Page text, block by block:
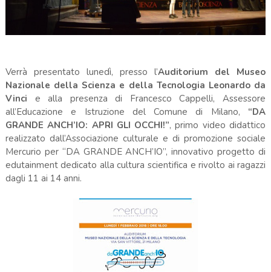
Verrà presentato lunedì, presso l’Auditorium del Museo
Nazionale della Scienza e della Tecnologia Leonardo da
Vinci e alla presenza di Francesco Cappelli, Assessore
all’Educazione e Istruzione del Comune di Milano, “DA
GRANDE ANCH’IO: APRI GLI OCCHI!”, primo video didattico
realizzato dall’Associazione culturale e di promozione sociale
Mercurio per “DA GRANDE ANCH’IO”, innovativo progetto di
edutainment dedicato alla cultura scientifica e rivolto ai ragazzi
dagli 11 ai 14 anni.